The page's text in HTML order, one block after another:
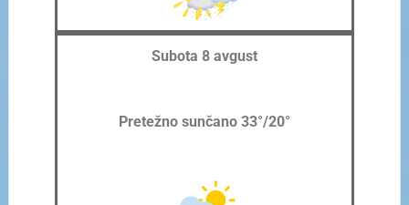
Subota 8 avgust
Pretežno sunčano 33°/20°